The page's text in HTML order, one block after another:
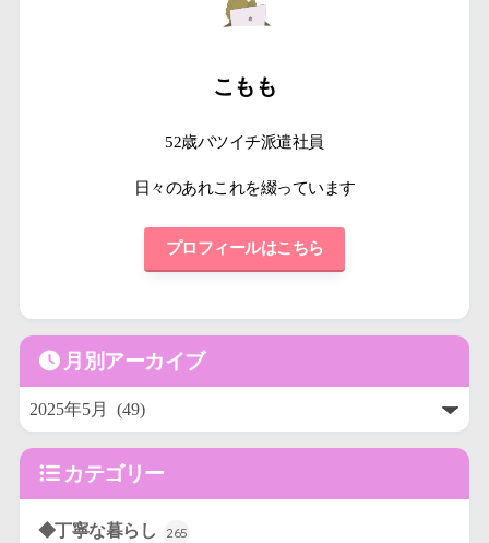
こもも
52歳バツイチ派遣社員
日々のあれこれを綴っています
プロフィールはこちら
月別アーカイブ
カテゴリー
◆丁寧な暮らし 265